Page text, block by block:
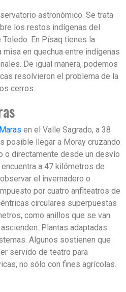
astronómico. Se trata
los restos indígenas del
En Písaq tienes la
en quechua entre indígenas
De igual manera, podemos
resolvieron el problema de la
cerros.
Maras en el Valle Sagrado, a 38
posible llegar a Moray cruzando
o directamente desde un desvío
a 47 kilómetros de
el invernadero o
por cuatro anfiteatros de
circulares superpuestas
como anillos que se van
Plantas adaptadas
Algunos sostienen que
servido de teatro para
no sólo con fines agrícolas.